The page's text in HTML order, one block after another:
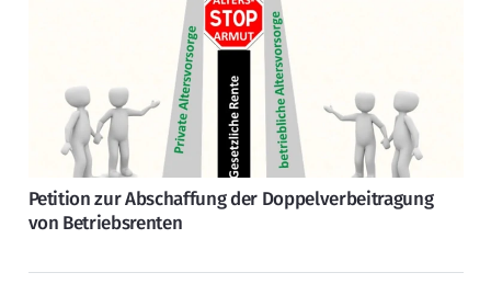
Petition zur Abschaffung der Doppelverbeitragung
von Betriebsrenten